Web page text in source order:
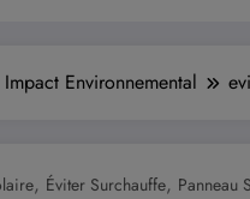
Impact Environnemental
, Éviter Surchauffe, Panneau